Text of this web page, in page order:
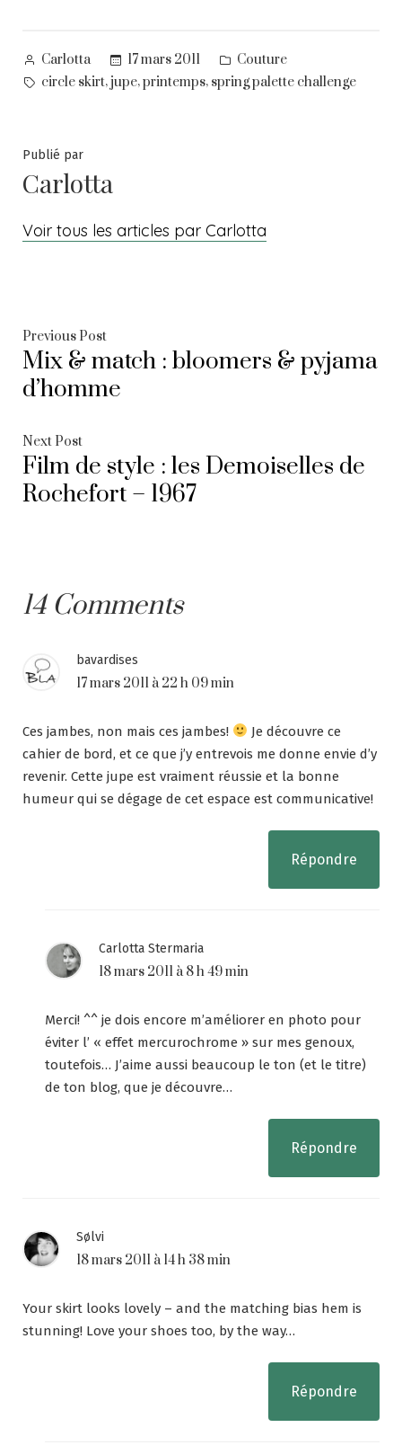
Posted
by
Carlotta 17 mars 2011
Posted
in
Couture
Tags:
circle skirt,jupe,printemps, spring palette challenge
Publié par
Carlotta
Voir tous les articles par Carlotta
Navigation
de
Previous PostPrevious
post:
Mix & match : bloomers & pyjama
d’homme
Next PostNext
post:
Film de style : les Demoiselles de
Rochefort – 1967
14 Comments
bavardises
17 mars 2011 à 22 h 09 min
Ces jambes, non mais ces jambes!
Je découvre ce
cahier de bord, et ce que j’y entrevois me donne envie d’y
revenir. Cette jupe est vraiment réussie et la bonne
humeur qui se dégage de cet espace est communicative!
Répondre
Carlotta Stermaria
18 mars 2011 à 8 h 49 min
Merci! ^^ je dois encore m’améliorer en photo pour
éviter l’ « effet mercurochrome » sur mes genoux,
toutefois… J’aime aussi beaucoup le ton (et le titre)
de ton blog, que je découvre…
Répondre
Sølvi
18 mars 2011 à 14 h 38 min
Your skirt looks lovely – and the matching bias hem is
stunning! Love your shoes too, by the way…
Répondre